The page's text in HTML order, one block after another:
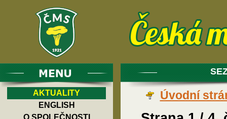
AKTUALITY
ENGLISH
O SPOLEČNOSTI
Úvodní